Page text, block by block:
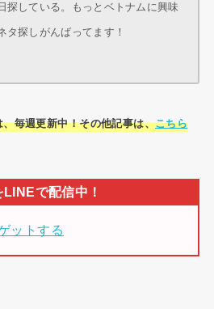
探している。もっとベトナムに興味
タ探しがんばってます！
毎週更新中！その他記事は、こちら
ットする